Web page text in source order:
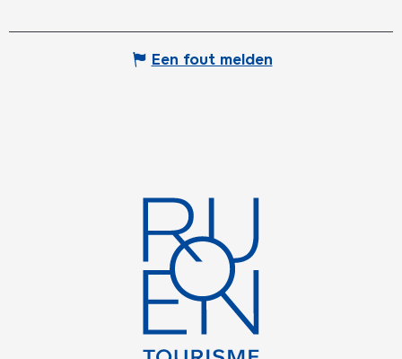
Een fout melden